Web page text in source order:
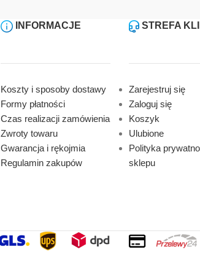
INFORMACJE
Koszty i sposoby dostawy
Formy płatności
Czas realizacji zamówienia
Zwroty towaru
Gwarancja i rękojmia
Regulamin zakupów
STREFA
Zarejestruj się
Zaloguj się
Koszyk
Ulubione
Polityka
sklepu